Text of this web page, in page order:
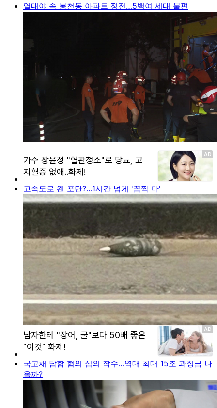
열대야 속 봉천동 아파트 정전…5백여 세대 불편
고속도로 왠 포탄?…1시간 넘게 '꼼짝 마'
국고채 담합 혐의 심의 착수…역대 최대 15조 과징금 나
올까?